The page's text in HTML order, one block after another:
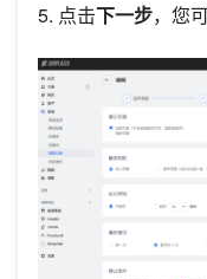
5. 点击下一步，您